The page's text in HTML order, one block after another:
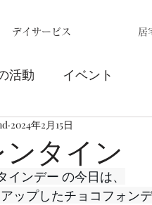
デイサービス 居
活動 イベント
タイン
2024年2月15日
インデー の今日は、
ップしたチョコフォン